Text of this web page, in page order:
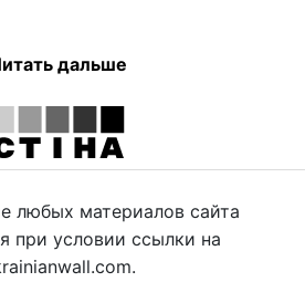
дальше
любых материалов сайта
при условии ссылки на